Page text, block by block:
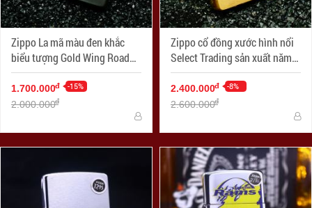
Zippo La mã màu đen khắc
biểu tượng Gold Wing Road
Riders
1.700.000đ -15%
2.000.000đ
Zippo cổ đồng xước hình nổi
Select Trading sản xuất năm
X-1994
2.400.000đ -8%
2.600.000đ